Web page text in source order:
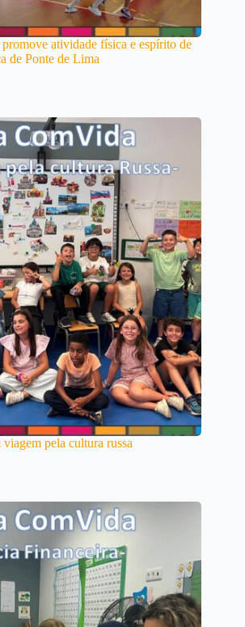
atividade física e espírito de
de Ponte de Lima
pela cultura russa